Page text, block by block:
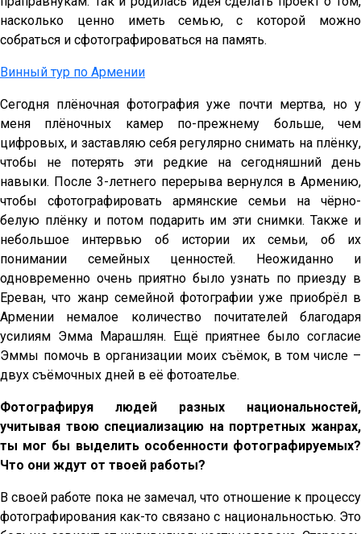
насколько ценно иметь семью, с которой можно
собраться и сфотографироваться на память.
Винный тур по Армении
Сегодня плёночная фотография уже почти мертва, но у
меня плёночных камер по-прежнему больше, чем
цифровых, и заставляю себя регулярно снимать на плёнку,
чтобы не потерять эти редкие на сегодняшний день
навыки. После 3-летнего перерыва вернулся в Армению,
чтобы сфотографировать армянские семьи на чёрно-
белую плёнку и потом подарить им эти снимки. Также и
небольшое интервью об истории их семьи, об их
понимании семейных ценностей. Неожиданно и
одновременно очень приятно было узнать по приезду в
Ереван, что жанр семейной фотографии уже приобрёл в
Армении немалое количество почитателей благодаря
усилиям Эмма Марашлян. Ещё приятнее было согласие
Эммы помочь в организации моих съёмок, в том числе –
двух съёмочных дней в её фотоателье.
Фотографируя людей разных национальностей,
учитывая твою специализацию на портретных жанрах,
ты мог бы выделить особенности фотографируемых?
Что они ждут от твоей работы?
В своей работе пока не замечал, что отношение к процессу
фотографирования как-то связано с национальностью. Это